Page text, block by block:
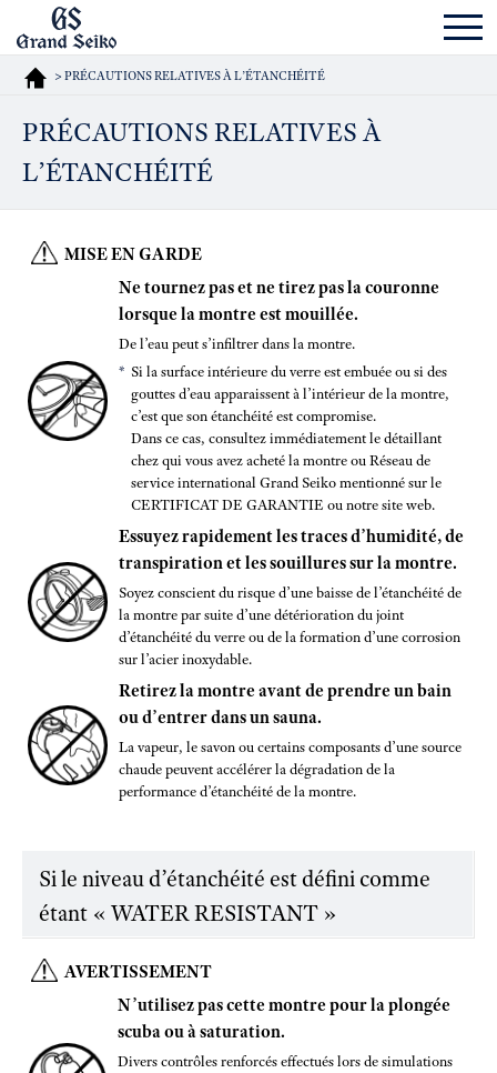
> PRÉCAUTIONS RELATIVES À L’ÉTANCHÉITÉ
PRÉCAUTIONS RELATIVES À
L’ÉTANCHÉITÉ
MISE EN GARDE
Ne tournez pas et ne tirez pas la couronne
lorsque la montre est mouillée.
De l’eau peut s’infiltrer dans la montre.
Si la surface intérieure du verre est embuée ou si des
gouttes d’eau apparaissent à l’intérieur de la montre,
c’est que son étanchéité est compromise.
Dans ce cas, consultez immédiatement le détaillant
chez qui vous avez acheté la montre ou Réseau de
service international Grand Seiko mentionné sur le
CERTIFICAT DE GARANTIE ou notre site web.
Essuyez rapidement les traces d’humidité, de
transpiration et les souillures sur la montre.
Soyez conscient du risque d’une baisse de l’étanchéité de
la montre par suite d’une détérioration du joint
d’étanchéité du verre ou de la formation d’une corrosion
sur l’acier inoxydable.
Retirez la montre avant de prendre un bain
ou d’entrer dans un sauna.
La vapeur, le savon ou certains composants d’une source
chaude peuvent accélérer la dégradation de la
performance d’étanchéité de la montre.
Si le niveau d’étanchéité est défini comme
étant « WATER RESISTANT »
AVERTISSEMENT
N’utilisez pas cette montre pour la plongée
scuba ou à saturation.
Divers contrôles renforcés effectués lors de simulations